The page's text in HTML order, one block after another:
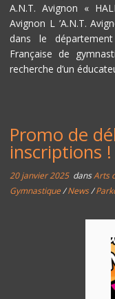
A.N.T. Avignon «
Avignon L ’A.N.T.
dans le
Française de
recherche d’un
Promo de
inscriptions !
20 janvier 2025dansArts
Gymnastique/News/